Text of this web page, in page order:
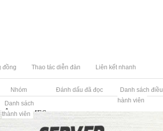
đồng
Nhóm
Danh sách
thành viên
Thao tác diễn đàn
Đánh dấu đã đọc
Liên kết nhanh
Danh sách điều
hành viên
GAMES